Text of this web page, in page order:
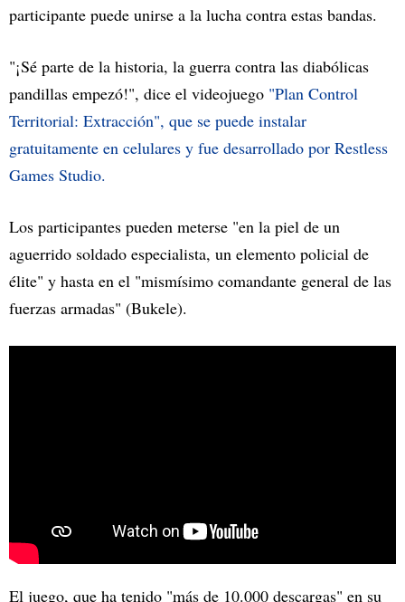
participante puede unirse a la lucha contra estas bandas.
"¡Sé parte de la historia, la guerra contra las diabólicas
pandillas empezó!", dice el videojuego "Plan Control
Territorial: Extracción", que se puede instalar
gratuitamente en celulares y fue desarrollado por Restless
Games Studio.
Los participantes pueden meterse "en la piel de un
aguerrido soldado especialista, un elemento policial de
élite" y hasta en el "mismísimo comandante general de las
fuerzas armadas" (Bukele).
El juego, que ha tenido "más de 10.000 descargas" en su